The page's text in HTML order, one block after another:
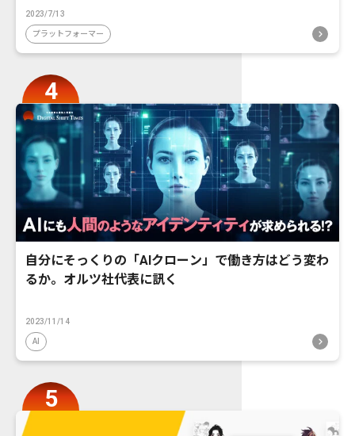
2023/7/13
プラットフォーマー
自分にそっくりの「AIクローン」で働き方はどう変わ
るか。オルツ社代表に訊く
2023/11/14
AI